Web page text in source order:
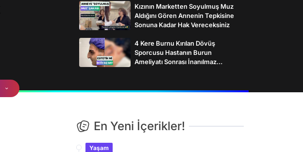
Kızının Marketten Soyulmuş Muz
Aldığını Gören Annenin Tepkisine
Sonuna Kadar Hak Vereceksiniz
4 Kere Burnu Kırılan Dövüş
Sporcusu Hastanın Burun
Ameliyatı Sonrası İnanılmaz
En Yeni İçerikler!
Yaşam